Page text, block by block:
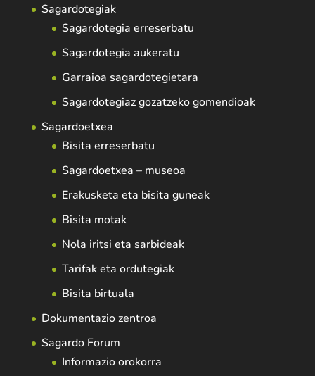
Sagardotegiak
Sagardotegia erreserbatu
Sagardotegia aukeratu
Garraioa sagardotegietara
Sagardotegiaz gozatzeko gomendioak
Sagardoetxea
Bisita erreserbatu
Sagardoetxea – museoa
Erakusketa eta bisita guneak
Bisita motak
Nola iritsi eta sarbideak
Tarifak eta ordutegiak
Bisita birtuala
Dokumentazio zentroa
Sagardo Forum
Informazio orokorra